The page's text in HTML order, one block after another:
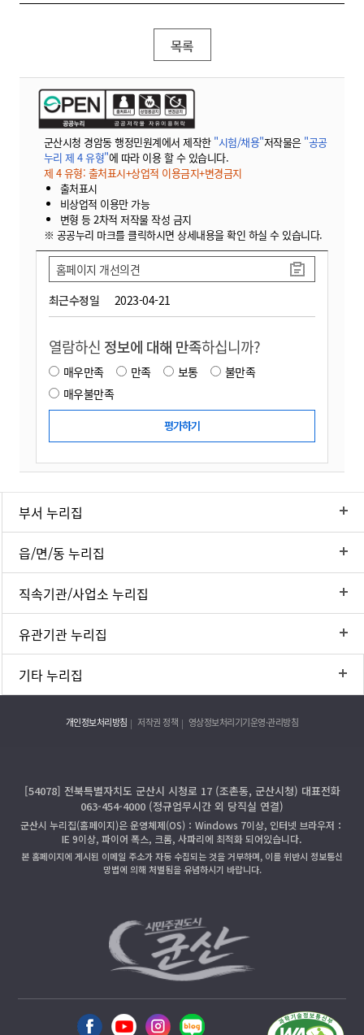
목록
군산시청 경암동 행정민원계에서 제작한 "시험/채용"저작물은 "공공
누리 제 4 유형"에 따라 이용 할 수 있습니다.
제 4 유형: 출처표시+상업적 이용금지+변경금지
출처표시
비상업적 이용만 가능
변형 등 2차적 저작물 작성 금지
※ 공공누리 마크를 클릭하시면 상세내용을 확인 하실 수 있습니다.
최근수정일 2023-04-21
홈페이지 개선의견
열람하신 정보에 대해 만족하십니까?
매우만족 만족 보통
불만족
매우불만족
부서 누리집
읍/면/동 누리집
직속기관/사업소 누리집
유관기관 누리집
기타 누리집
개인정보처리방침 저작권 정책 영상정보처리기기운영·관리방침
[54078] 전북특별자치도 군산시 시청로 17 (조촌동, 군산시청) 대표전화
063-454-4000 (정규업무시간 외 당직실 연결)
군산시 누리집(홈페이지)은 운영체제(OS)：Windows 7이상, 인터넷 브라우저：
IE 9이상, 파이어 폭스, 크롬, 사파리에 최적화 되어있습니다.
본 홈페이지에 게시된 이메일 주소가 자동 수집되는 것을 거부하며, 이를 위반시 정보통신
망법에 의해 처벌됨을 유념하시기 바랍니다.